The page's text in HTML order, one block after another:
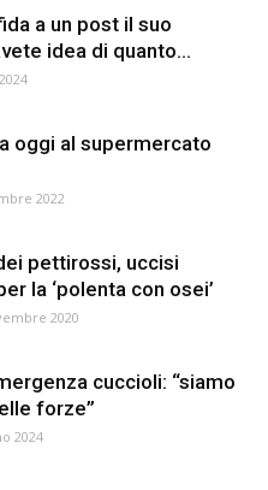
a un post il suo
idea di quanto...
oggi al supermercato
2022
pettirossi, uccisi
la ‘polenta con osei’
2020
cuccioli: “siamo
forze”
2024